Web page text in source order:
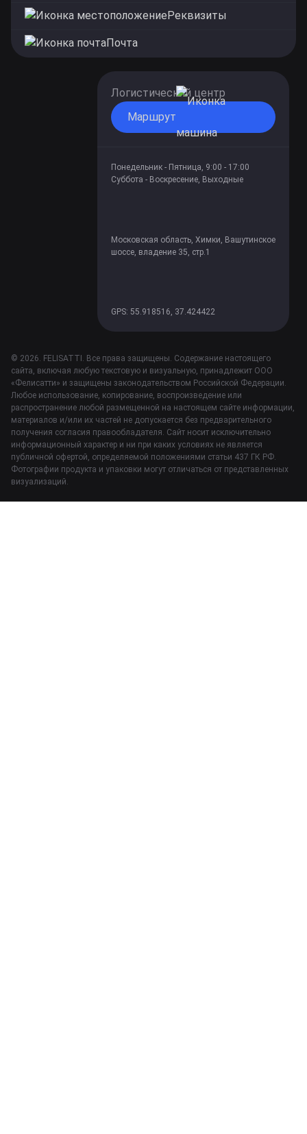
Реквизиты
Почта
Логистический центр
Маршрут
Понедельник - Пятница, 9:00 - 17:00
Суббота - Воскресение, Выходные
Московская область, Химки, Вашутинское
шоссе, владение 35, стр.1
GPS: 55.918516, 37.424422
© 2026. FELISATTI. Все права защищены. Содержание настоящего
сайта, включая любую текстовую и визуальную, принадлежит ООО
«Фелисатти» и защищены законодательством Российской Федерации.
Любое использование, копирование, воспроизведение или
распространение любой размещенной на настоящем сайте информации,
материалов и/или их частей не допускается без предварительного
получения согласия правообладателя. Сайт носит исключительно
информационный характер и ни при каких условиях не является
публичной офертой, определяемой положениями статьи 437 ГК РФ.
Фотографии продукта и упаковки могут отличаться от представленных
визуализаций.